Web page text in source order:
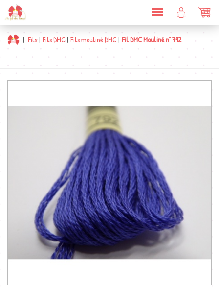
DÉPLIER
LA
NAVIGATION
COMPTE
CLIENT
| Fils| Fils DMC| Fils mouliné DMC| Fil DMC Mouliné n° 792